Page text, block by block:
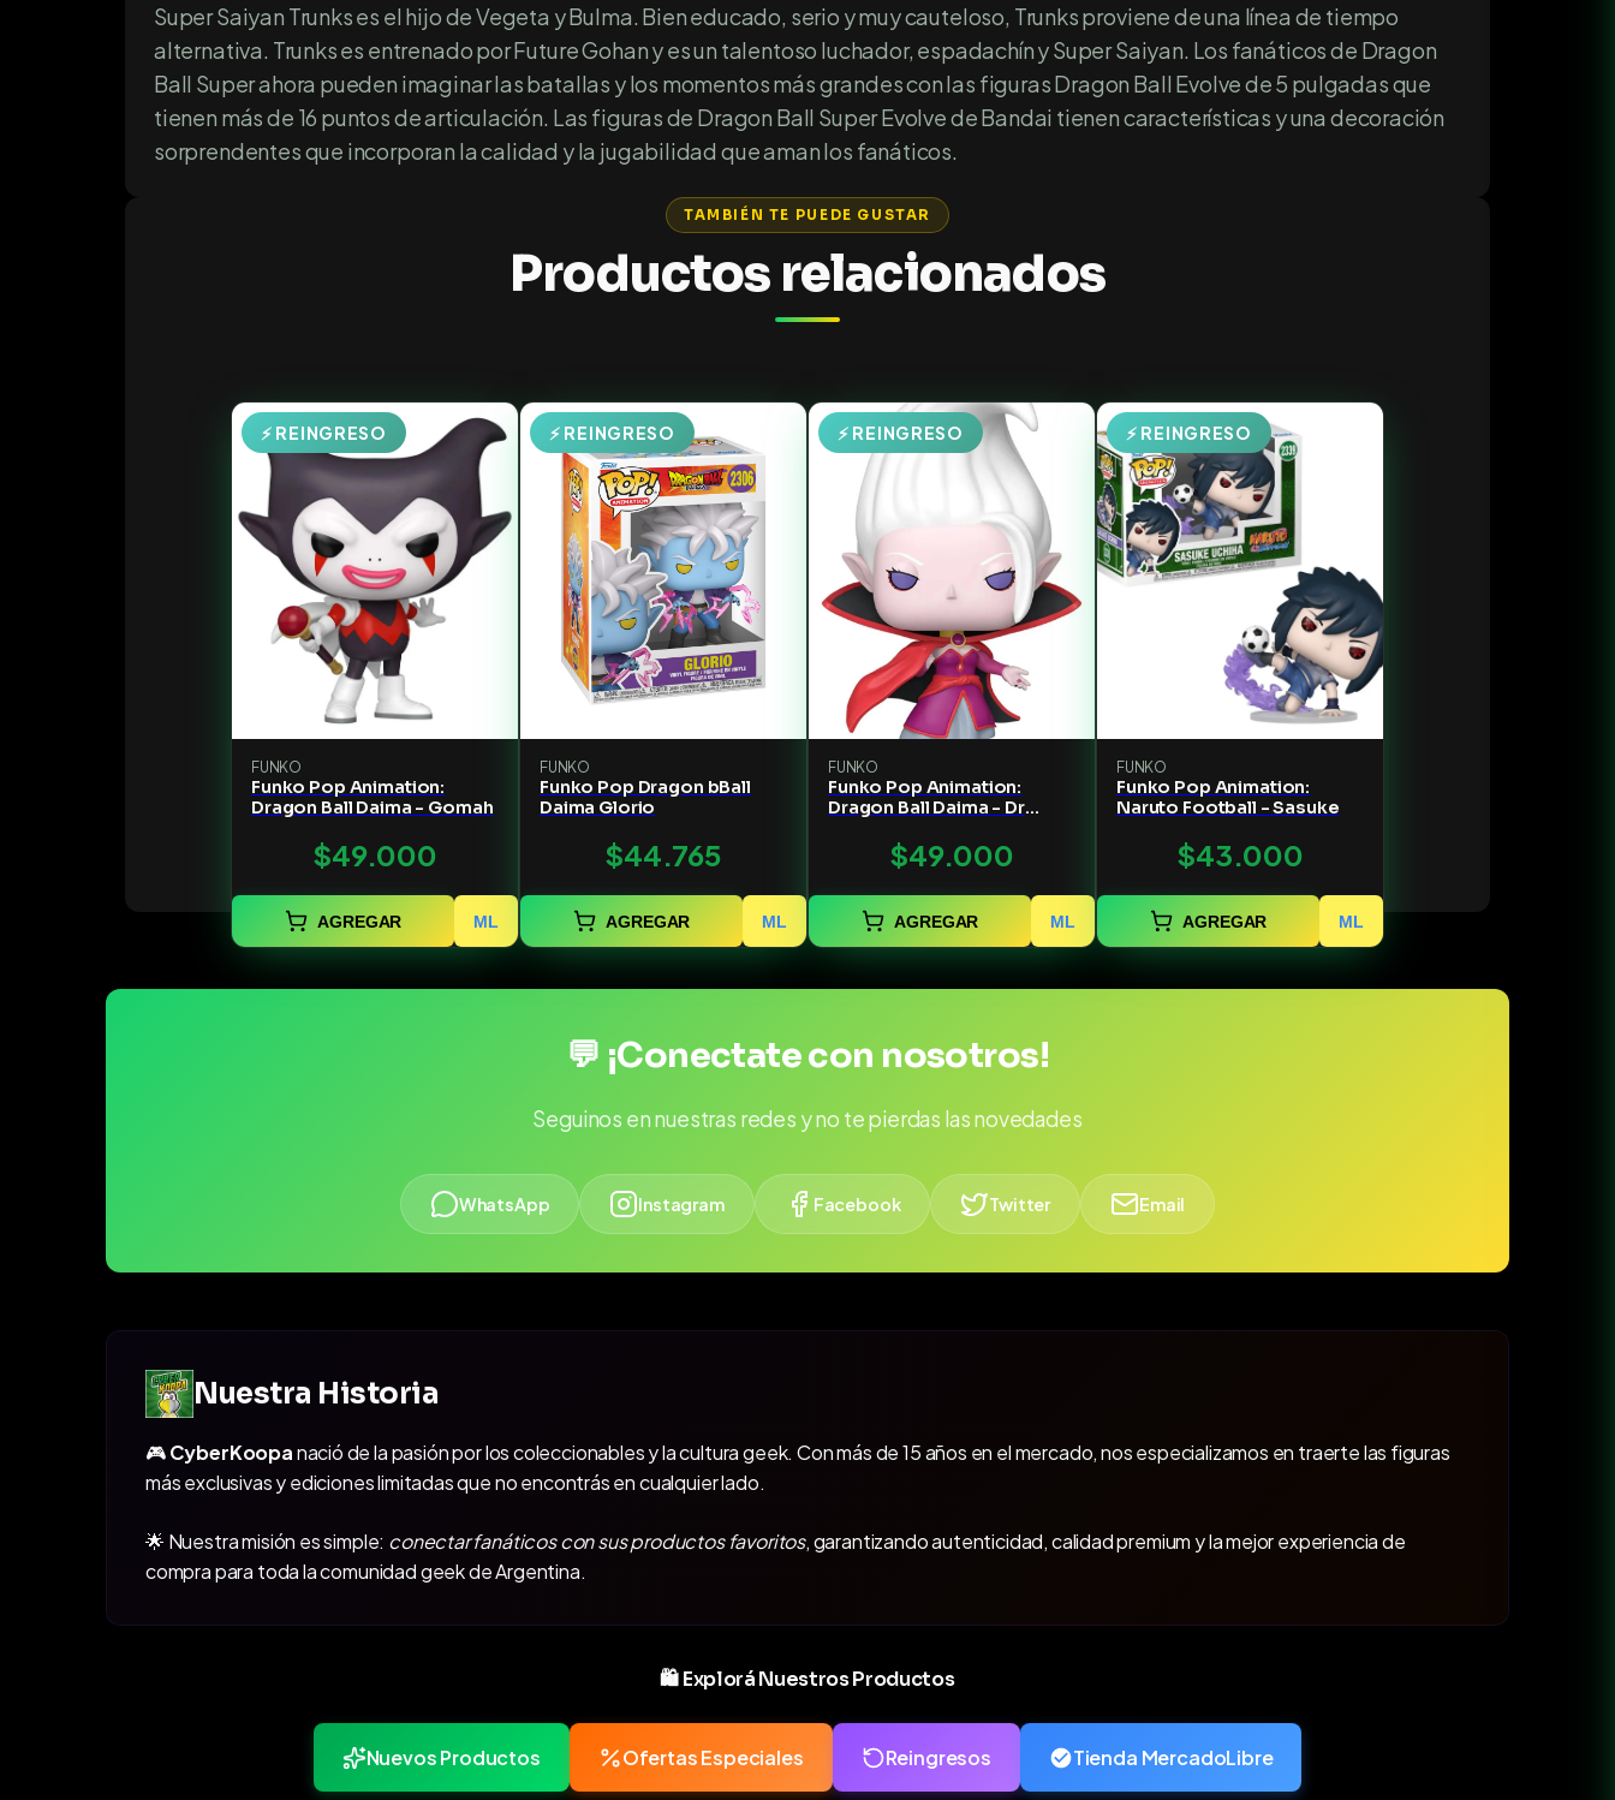
Super Saiyan Trunks es el hijo de Vegeta y Bulma. Bien educado, serio y muy cauteloso, Trunks proviene de una línea de tiempo
alternativa. Trunks es entrenado por Future Gohan y es un talentoso luchador, espadachín y Super Saiyan. Los fanáticos de Dragon
Ball Super ahora pueden imaginar las batallas y los momentos más grandes con las figuras Dragon Ball Evolve de 5 pulgadas que
tienen más de 16 puntos de articulación. Las figuras de Dragon Ball Super Evolve de Bandai tienen características y una decoración
sorprendentes que incorporan la calidad y la jugabilidad que aman los fanáticos.
TAMBIÉN TE PUEDE GUSTAR
Productos relacionados
⚡ REINGRESO
FUNKO
Funko Pop Animation:
Dragon Ball Daima - Gomah
$49.000
AGREGAR ML
⚡ REINGRESO
FUNKO
Funko Pop Dragon bBall
Daima Glorio
$44.765
AGREGAR ML
⚡ REINGRESO
FUNKO
Funko Pop Animation:
Dragon Ball Daima - Dr
$49.000
AGREGAR ML
⚡ REINGRESO
FUNKO
Funko Pop Animation:
Naruto Football - Sasuke
$43.000
AGREGAR ML
💬 ¡Conectate con nosotros!
Seguinos en nuestras redes y no te pierdas las novedades
WhatsApp Instagram Facebook Twitter Email
Nuestra Historia
🎮CyberKoopanació de la pasión por los coleccionables y la cultura geek. Con más de 15 años en el mercado, nos especializamos en traerte las figuras
más exclusivas y ediciones limitadas que no encontrás en cualquier lado.
🌟 Nuestra misión es simple: conectar fanáticos con sus productos favoritos, garantizando autenticidad, calidad premium y la mejor experiencia de
compra para toda la comunidad geek de Argentina.
🛍️ Explorá Nuestros Productos
Nuevos Productos Ofertas Especiales Reingresos Tienda MercadoLibre